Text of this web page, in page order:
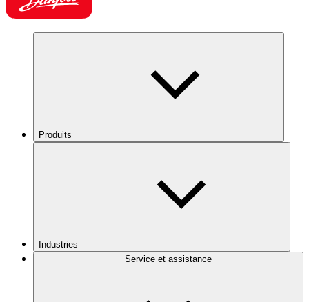
Produits
Industries
Service et assistance